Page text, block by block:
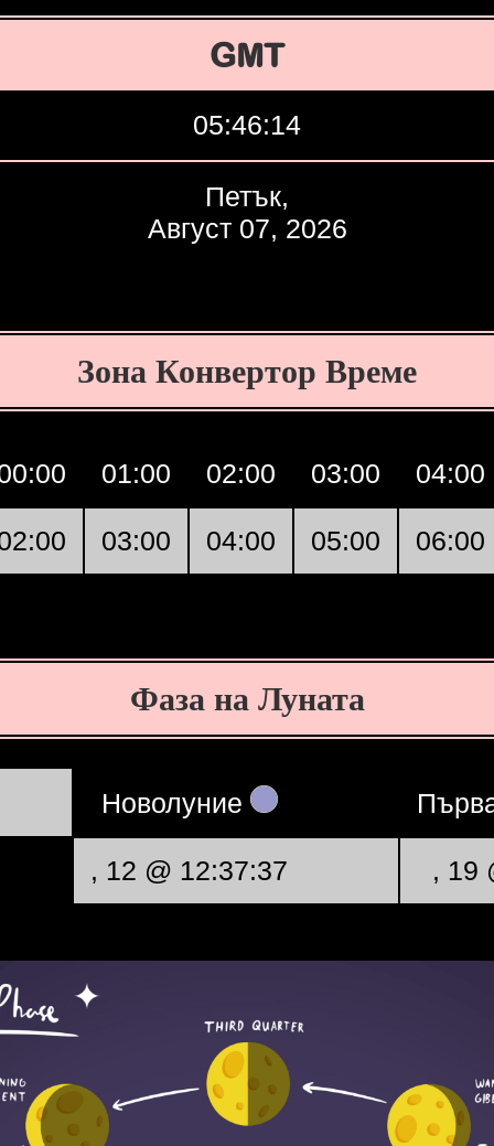
GMT
05:46:15
Петък,
Август 07, 2026
Зона Конвертор Време
01:00 02:00 03:00 04:00
03:00 04:00 05:00 06:00
Фаза на Луната
Новолуние
, 12 @ 12:37:37 , 19